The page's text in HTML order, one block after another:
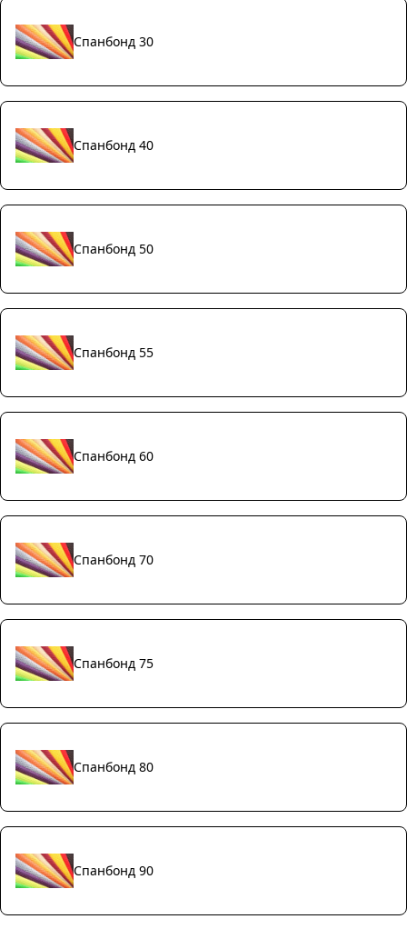
Спанбонд 30
Спанбонд 40
Спанбонд 50
Спанбонд 55
Спанбонд 60
Спанбонд 70
Спанбонд 75
Спанбонд 80
Спанбонд 90